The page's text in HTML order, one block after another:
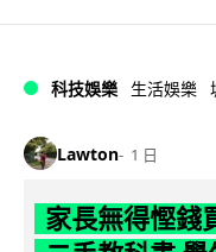
科技娛樂 生活娛樂
Lawton 1 日
家長無得慳錢